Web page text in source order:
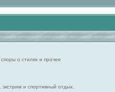
о стилях и прочее
и спортивный отдых.